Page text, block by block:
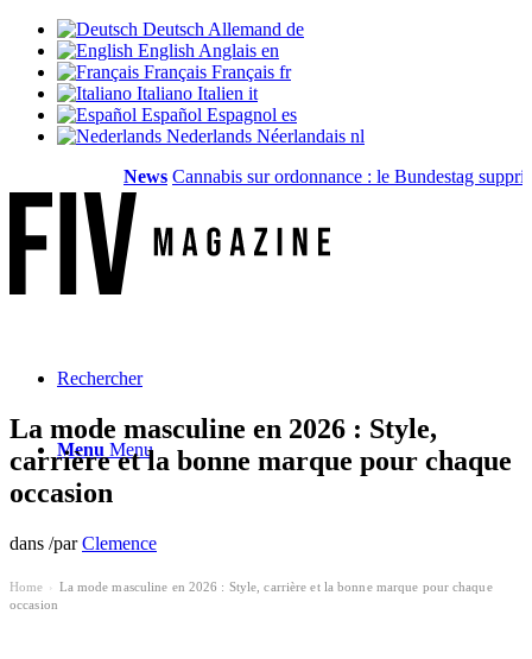
Deutsch Allemand de
English Anglais en
Français Français fr
Italiano Italien it
Español Espagnol es
Nederlands Néerlandais nl
News Cannabis sur ordonnance : le Bundestag supprime...
Rechercher
Menu Menu
La mode masculine en 2026 : Style,
carrière et la bonne marque pour chaque
occasion
dans /parClemence
Home
La mode masculine en 2026 : Style, carrière et la bonne marque pour chaque
occasion